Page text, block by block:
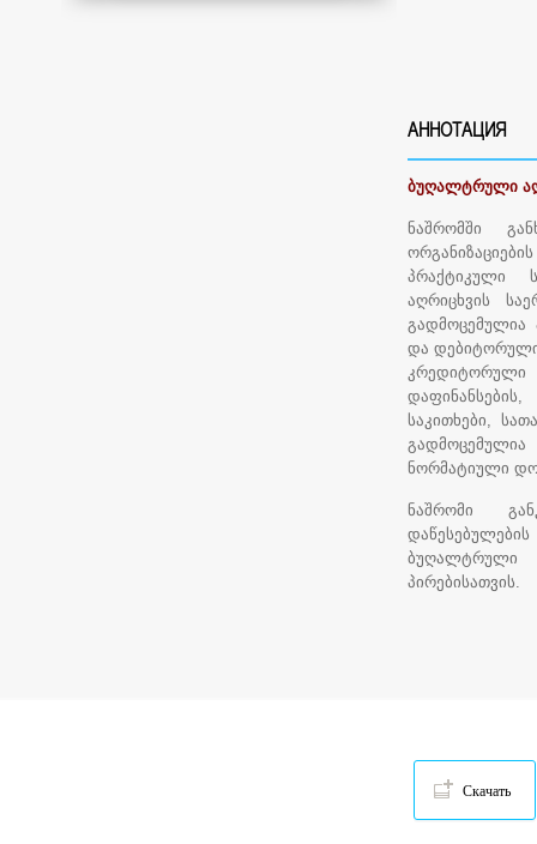
АННОТАЦИЯ
ბუღალტრული
ნაშრომში
პრაქტიკული
აღრიცხვის
გადმოცემულია
და დებიტორული
საკითხები,
გადმოცემულია
ნორმატიული
ნაშრომი
ბუღალტრული
პირებისათვის.
Скачать